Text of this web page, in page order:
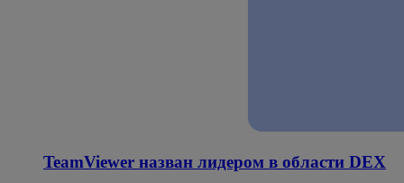
TeamViewer назван лидером в области DEX